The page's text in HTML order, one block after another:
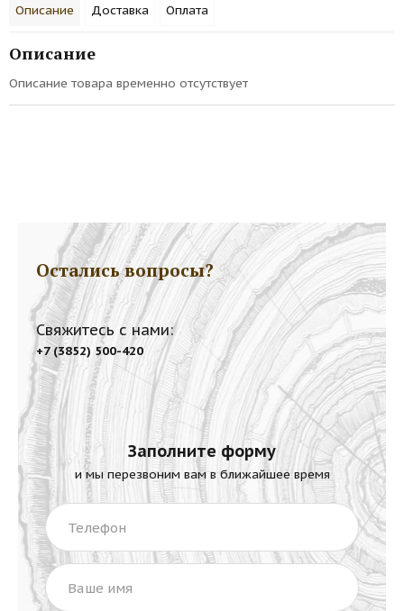
Описание Доставка Оплата
Описание
Описание товара временно отсутствует
Остались вопросы?
Свяжитесь с нами:
+7 (3852) 500-420
Заполните форму
и мы перезвоним вам в ближайшее время
Телефон
Ваше имя